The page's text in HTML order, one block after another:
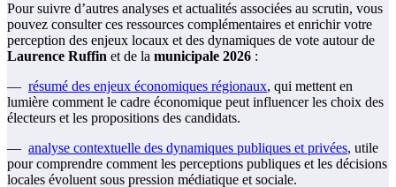
Pour suivre d’autres analyses et actualités associées au scrutin, vous
pouvez consulter ces ressources complémentaires et enrichir votre
perception des enjeux locaux et des dynamiques de vote autour de
Laurence Ruffin et de la municipale 2026 :
— résumé des enjeux économiques régionaux, qui mettent en
lumière comment le cadre économique peut influencer les choix des
électeurs et les propositions des candidats.
— analyse contextuelle des dynamiques publiques et privées, utile
pour comprendre comment les perceptions publiques et les décisions
locales évoluent sous pression médiatique et sociale.